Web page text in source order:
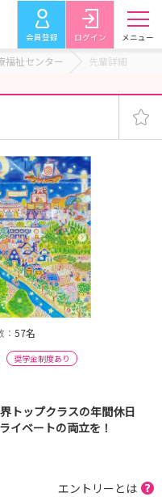
会員登録 ログイン メニュー
福祉センター 先輩詳細
57名
奨学金制度あり
トップクラスの年間休日
イベートの両立を！
エントリーとは